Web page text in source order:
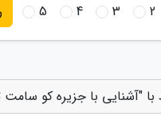
2
3
4
5
"آشنایی با جزیره کو سامت